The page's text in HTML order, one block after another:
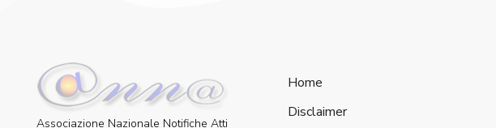
Associazione Nazionale Notifiche Atti
Home
Disclaimer